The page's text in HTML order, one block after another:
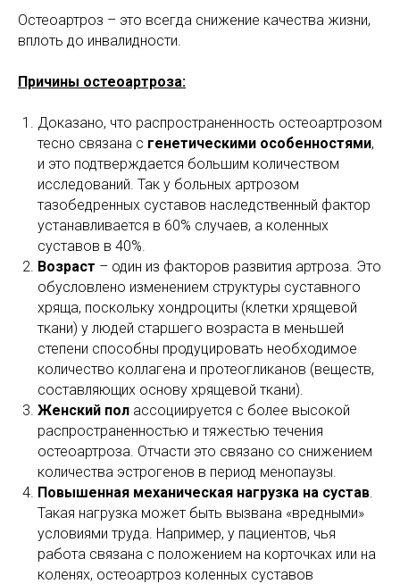
Остеоартроз – это всегда снижение качества жизни,
вплоть до инвалидности.
Причины остеоартроза:
Доказано, что распространенность остеоартрозом
тесно связана с генетическими особенностями,
и это подтверждается большим количеством
исследований. Так у больных артрозом
тазобедренных суставов наследственный фактор
устанавливается в 60% случаев, а коленных
суставов в 40%.
Возраст – один из факторов развития артроза. Это
обусловлено изменением структуры суставного
хряща, поскольку хондроциты (клетки хрящевой
ткани) у людей старшего возраста в меньшей
степени способны продуцировать необходимое
количество коллагена и протеогликанов (веществ,
составляющих основу хрящевой ткани).
Женский пол ассоциируется с более высокой
распространенностью и тяжестью течения
остеоартроза. Отчасти это связано со снижением
количества эстрогенов в период менопаузы.
Повышенная механическая нагрузка на сустав.
Такая нагрузка может быть вызвана «вредными»
условиями труда. Например, у пациентов, чья
работа связана с положением на корточках или на
коленях, остеоартроз коленных суставов